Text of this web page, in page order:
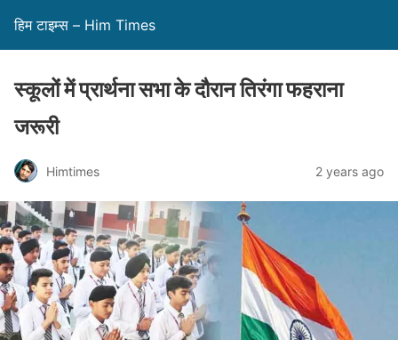
हिम टाइम्स – Him Times
स्कूलों में प्रार्थना सभा के दौरान तिरंगा फहराना
जरूरी
Himtimes 2 years ago